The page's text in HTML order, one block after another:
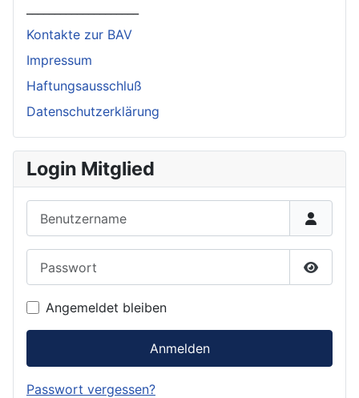
Kontakte zur BAV
Impressum
Haftungsausschluß
Datenschutzerklärung
Login Mitglied
Angemeldet bleiben
Anmelden
Passwort vergessen?